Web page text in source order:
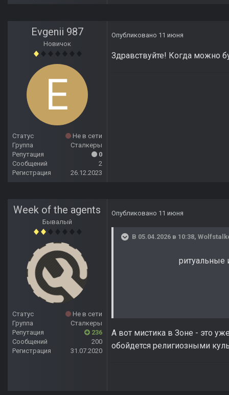
Evgenii 987
Новичок
Статус
Не в сети
Группа
Сталкеры
Репутация
0
Сообщений
2
Регистрация
26.12.2023
Опубликовано 11 июня
Здравствуйте! Когда можно
Week of the agents
Бывалый
Статус
Не в сети
Группа
Сталкеры
Репутация
236
Сообщений
200
Регистрация
31.07.2020
Опубликовано 11 июня
В 05.04.2026 в 10:38,
ритуальные
А вот мистика в Зоне - это
обойдется религиозными